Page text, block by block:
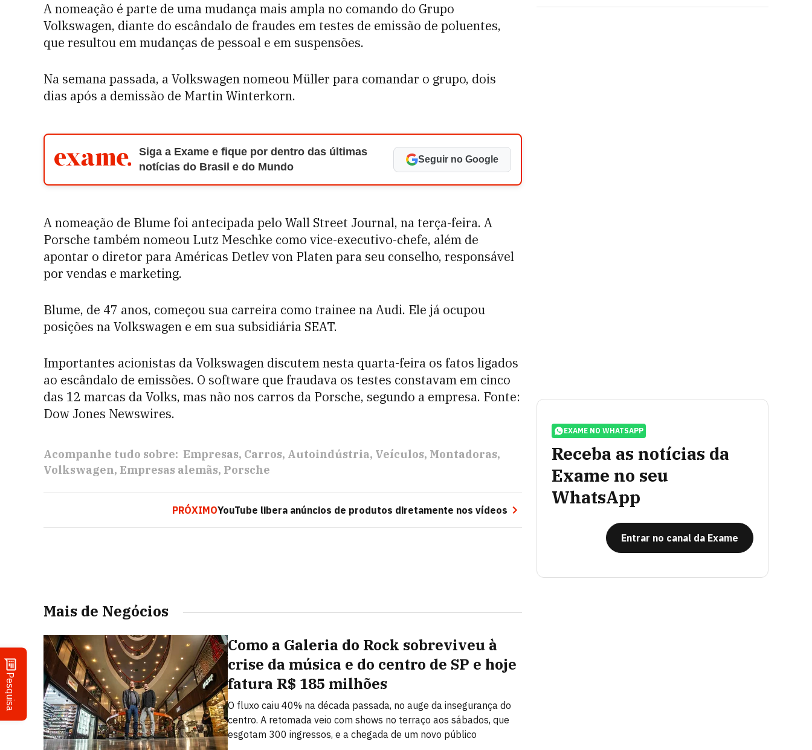
Pesquisa
A nomeação é parte de uma mudança mais ampla no comando do Grupo
Volkswagen, diante do escândalo de fraudes em testes de emissão de poluentes,
que resultou em mudanças de pessoal e em suspensões.
Na semana passada, a Volkswagen nomeou Müller para comandar o grupo, dois
dias após a demissão de Martin Winterkorn.
Siga a Exame e fique por dentro das últimas
notícias do Brasil e do Mundo
Seguir no Google
A nomeação de Blume foi antecipada pelo Wall Street Journal, na terça-feira. A
Porsche também nomeou Lutz Meschke como vice-executivo-chefe, além de
apontar o diretor para Américas Detlev von Platen para seu conselho, responsável
por vendas e marketing.
Blume, de 47 anos, começou sua carreira como trainee na Audi. Ele já ocupou
posições na Volkswagen e em sua subsidiária SEAT.
Importantes acionistas da Volkswagen discutem nesta quarta-feira os fatos ligados
ao escândalo de emissões. O software que fraudava os testes constavam em cinco
das 12 marcas da Volks, mas não nos carros da Porsche, segundo a empresa. Fonte:
Dow Jones Newswires.
Acompanhe tudo sobre: Empresas Carros Autoindústria Veículos Montadoras
Volkswagen Empresas alemãs Porsche
PRÓXIMOYouTube libera anúncios de produtos diretamente nos vídeos
Mais de Negócios
Como a Galeria do Rock sobreviveu à
crise da música e do centro de SP e hoje
fatura R$ 185 milhões
O fluxo caiu 40% na década passada, no auge da insegurança do
centro. A retomada veio com shows no terraço aos sábados, que
esgotam 300 ingressos, e a chegada de um novo público
EXAME NO WHATSAPP
Receba as notícias da
Exame no seu
WhatsApp
Entrar no canal da Exame